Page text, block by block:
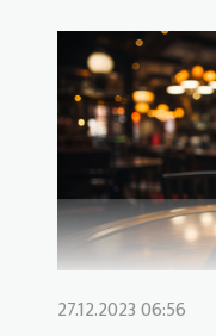
27.12.2023 06:56